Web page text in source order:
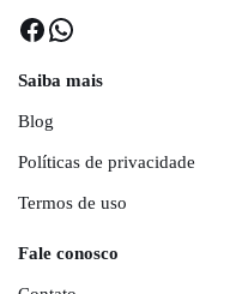
Saiba mais
Blog
Políticas de privacidade
Termos de uso
Fale conosco